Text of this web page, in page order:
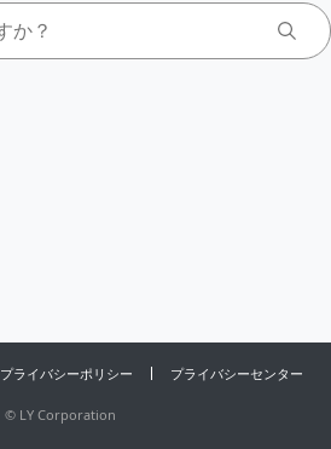
プライバシーポリシー プライバシーセンター
© LY Corporation